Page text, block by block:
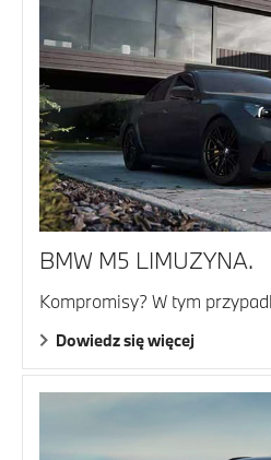
BMW M5 LIMUZYNA.
Kompromisy? W tym
Dowiedz się więcej